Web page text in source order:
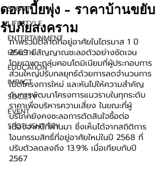
SPORT
LIFESTYLE
ENTERTAINMENT
HEALTH
EDUCATION
IMPACT
SOCIETY
EVENT
SPOTLIGHT TRY
ดอกเบี้ยพุ่ง - ราคาบ้านขยับ
รับภัยสงคราม
ภาพรวมตลาดที่อยู่อาศัยในไตรมาส 1 ปี
2569 มีสัญญาณชะลอตัวอย่างชัดเจน
โดยเฉพาะกลุ่มคอนโดมิเนียมที่ผู้ประกอบการ
ส่วนใหญ่ปรับกลยุทธ์ด้วยการลดจำนวนการ
เปิดโครงการใหม่ และหันไปให้ความสำคัญ
กับการพัฒนาโครงการแนวราบในทุกระดับ
ราคาเพื่อบริหารความเสี่ยง ในขณะที่ผู้
บริโภคยังคงชะลอการตัดสินใจซื้อต่อ
เนื่องจากปีที่ผ่านมา ซึ่งเห็นได้จากสถิติการ
โอนกรรมสิทธิ์ที่อยู่อาศัยใหม่ในปี 2568 ที่
ปรับตัวลดลงถึง 13.9% เมื่อเทียบกับปี
2567